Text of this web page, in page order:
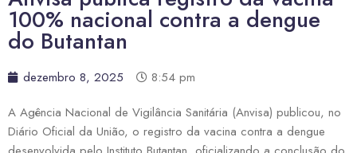
100% nacional contra a dengue
do Butantan
dezembro 8, 2025
8:54 pm
A Agência Nacional de Vigilância Sanitária (Anvisa) publicou, no
Diário Oficial da União, o registro da vacina contra a dengue